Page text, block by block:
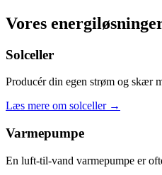
Vores
Solceller
Producér din egen strøm og skær
Læs mere om solceller →
Varmepumpe
En luft-til-vand varmepumpe er